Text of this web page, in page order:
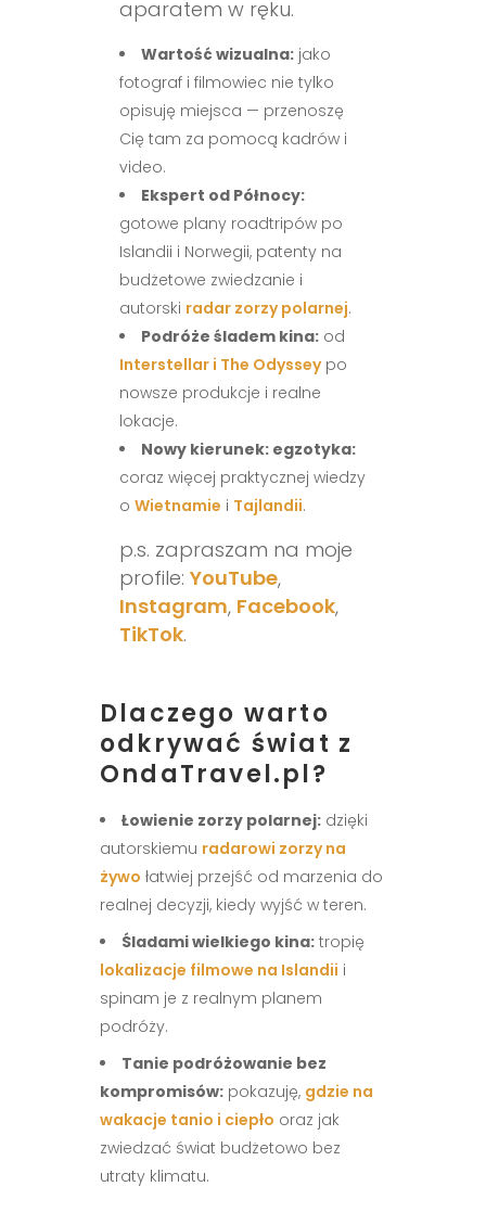
aparatem w ręku.
Wartość wizualna: jako
fotograf i filmowiec nie tylko
opisuję miejsca — przenoszę
Cię tam za pomocą kadrów i
video.
Ekspert od Północy:
gotowe plany roadtripów po
Islandii i Norwegii, patenty na
budżetowe zwiedzanie i
autorski radar zorzy polarnej.
Podróże śladem kina: od
Interstellar i The Odysseypo
nowsze produkcje i realne
lokacje.
Nowy kierunek: egzotyka:
coraz więcej praktycznej wiedzy
o Wietnamie i Tajlandii.
p.s. zapraszam na moje
profile: YouTube,
Instagram, Facebook,
TikTok.
Dlaczego warto
odkrywać świat z
OndaTravel.pl?
Łowienie zorzy polarnej: dzięki
autorskiemu radarowi zorzy na
żywo łatwiej przejść od marzenia do
realnej decyzji, kiedy wyjść w teren.
Śladami wielkiego kina: tropię
lokalizacje filmowe na Islandii i
spinam je z realnym planem
podróży.
Tanie podróżowanie bez
kompromisów: pokazuję, gdzie na
wakacje tanio i ciepło oraz jak
zwiedzać świat budżetowo bez
utraty klimatu.